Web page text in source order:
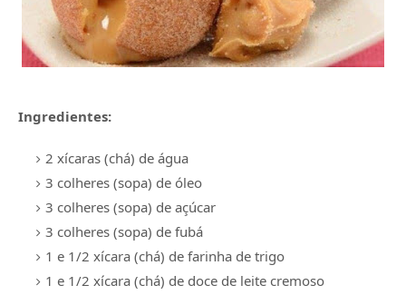
Ingredientes:
2 xícaras (chá) de água
3 colheres (sopa) de óleo
3 colheres (sopa) de açúcar
3 colheres (sopa) de fubá
1 e 1/2 xícara (chá) de farinha de trigo
1 e 1/2 xícara (chá) de doce de leite cremoso